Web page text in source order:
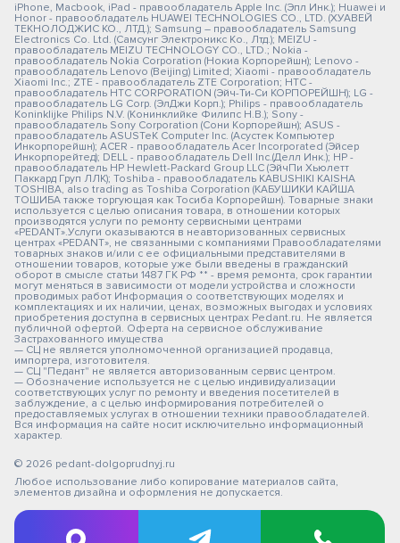
iPhone, Macbook, iPad - правообладатель Apple Inc. (Эпл Инк.); Huawei и
Honor - правообладатель HUAWEI TECHNOLOGIES CO., LTD. (ХУАВЕЙ
ТЕКНОЛОДЖИС КО., ЛТД.); Samsung – правообладатель Samsung
Electronics Co. Ltd. (Самсунг Электроникс Ко., Лтд.); MEIZU -
правообладатель MEIZU TECHNOLOGY CO., LTD.; Nokia -
правообладатель Nokia Corporation (Нокиа Корпорейшн); Lenovo -
правообладатель Lenovo (Beijing) Limited; Xiaomi - правообладатель
Xiaomi Inc.; ZTE - правообладатель ZTE Corporation; HTC -
правообладатель HTC CORPORATION (Эйч-Ти-Си КОРПОРЕЙШН); LG -
правообладатель LG Corp. (ЭлДжи Корп.); Philips - правообладатель
Koninklijke Philips N.V. (Конинклийке Филипс Н.В.); Sony -
правообладатель Sony Corporation (Сони Корпорейшн); ASUS -
правообладатель ASUSTeK Computer Inc. (Асустек Компьютер
Инкорпорейшн); ACER - правообладатель Acer Incorporated (Эйсер
Инкорпорейтед); DELL - правообладатель Dell Inc.(Делл Инк.); HP -
правообладатель HP Hewlett-Packard Group LLC (ЭйчПи Хьюлетт
Паккард Груп ЛЛК); Toshiba - правообладатель KABUSHIKI KAISHA
TOSHIBA, also trading as Toshiba Corporation (КАБУШИКИ КАЙША
ТОШИБА также торгующая как Тосиба Корпорейшн). Товарные знаки
используется с целью описания товара, в отношении которых
производятся услуги по ремонту сервисными центрами
«PEDANT».Услуги оказываются в неавторизованных сервисных
центрах «PEDANT», не связанными с компаниями Правообладателями
товарных знаков и/или с ее официальными представителями в
отношении товаров, которые уже были введены в гражданский
оборот в смысле статьи 1487 ГК РФ ** - время ремонта, срок гарантии
могут меняться в зависимости от модели устройства и сложности
проводимых работ Информация о соответствующих моделях и
комплектациях и их наличии, ценах, возможных выгодах и условиях
приобретения доступна в сервисных центрах Pedant.ru. Не является
публичной офертой. Оферта на сервисное обслуживание
Застрахованного имущества
— СЦ не является уполномоченной организацией продавца,
импортера, изготовителя.
— СЦ "Педант" не является авторизованным сервис центром.
— Обозначение используется не с целью индивидуализации
соответствующих услуг по ремонту и введения посетителей в
заблуждение, а с целью информирования потребителей о
предоставляемых услугах в отношении техники правообладателей.
Вся информация на сайте носит исключительно информационный
характер.
© 2026 pedant-dolgoprudnyj.ru
Любое использование либо копирование материалов сайта,
элементов дизайна и оформления не допускается.